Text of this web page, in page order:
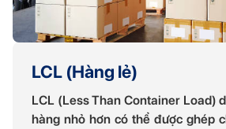
LCL (Hàng lẻ)
LCL (Less Than Container Load)
hàng nhỏ hơn có thể được ghép